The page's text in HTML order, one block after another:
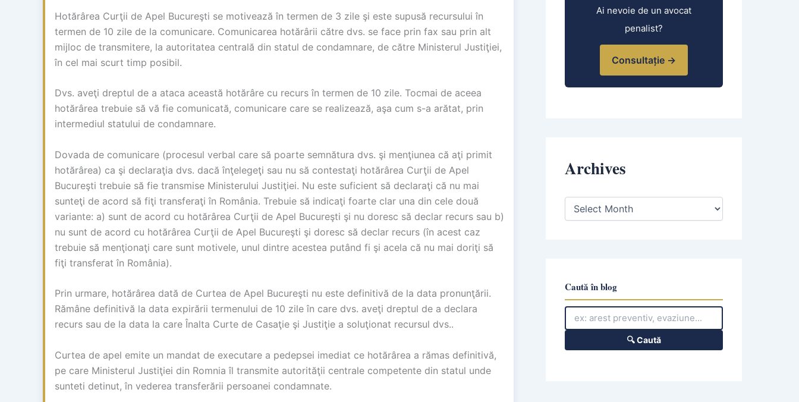
Hotărârea Curţii de Apel Bucureşti se motivează în termen de 3 zile şi este supusă recursului în
termen de 10 zile de la comunicare. Comunicarea hotărârii către dvs. se face prin fax sau prin alt
mijloc de transmitere, la autoritatea centrală din statul de condamnare, de către Ministerul Justiţiei,
în cel mai scurt timp posibil.
Dvs. aveţi dreptul de a ataca această hotărâre cu recurs în termen de 10 zile. Tocmai de aceea
hotărârea trebuie să vă fie comunicată, comunicare care se realizează, aşa cum s-a arătat, prin
intermediul statului de condamnare.
Dovada de comunicare (procesul verbal care să poarte semnătura dvs. şi menţiunea că aţi primit
hotărârea) ca şi declaraţia dvs. dacă înţelegeţi sau nu să contestaţi hotărârea Curţii de Apel
Bucureşti trebuie să fie transmise Ministerului Justiţiei. Nu este suficient să declaraţi că nu mai
sunteţi de acord să fiţi transferaţi în România. Trebuie să indicaţi foarte clar una din cele două
variante: a) sunt de acord cu hotărârea Curţii de Apel Bucureşti şi nu doresc să declar recurs sau b)
nu sunt de acord cu hotărârea Curţii de Apel Bucureşti şi doresc să declar recurs (în acest caz
trebuie să menţionaţi care sunt motivele, unul dintre acestea putând fi şi acela că nu mai doriţi să
fiţi transferat în România).
Prin urmare, hotărârea dată de Curtea de Apel Bucureşti nu este definitivă de la data pronunţării.
Rămâne definitivă la data expirării termenului de 10 zile în care dvs. aveţi dreptul de a declara
recurs sau de la data la care Înalta Curte de Casaţie şi Justiţie a soluţionat recursul dvs..
Curtea de apel emite un mandat de executare a pedepsei imediat ce hotărârea a rămas definitivă,
pe care Ministerul Justiţiei din Romnia îl transmite autorităţii centrale competente din statul unde
sunteti detinut, în vederea transferării persoanei condamnate.
Ai nevoie de un avocat
penalist?
Consultație →
Archives
A
s
Caută în blog
🔍 Caută